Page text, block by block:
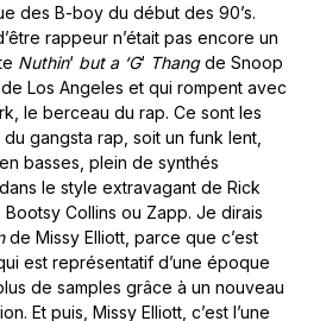
des B-boy du début des 90’s.
rappeur n’était pas encore un
Nuthin‘ but a ‘G‘ Thangde Snoop
Los Angeles et qui rompent avec
le berceau du rap. Ce sont les
gangsta rap, soit un funk lent,
basses, plein de synthés
le style extravagant de Rick
Collins ou Zapp. Je dirais
de Missy Elliott, parce que c’est
est représentatif d’une époque
de samples grâce à un nouveau
Et puis, Missy Elliott, c’est l’une